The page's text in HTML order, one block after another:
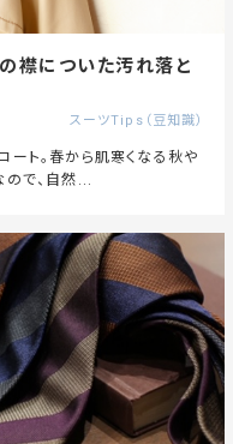
襟についた汚れ落と
スーツTips（豆知識）
ト。春から肌寒くなる秋や
で、自然...